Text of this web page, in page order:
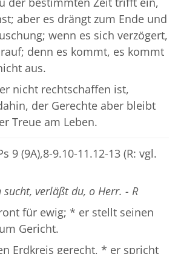
aber es drängt zum Ende und
wenn es sich verzögert,
denn es kommt, es kommt
aus.
nicht rechtschaffen ist,
der Gerechte aber bleibt
Treue am Leben.
9 (9A),8-9.10-11.12-13 (R: vgl.
sucht, verläßt du, o Herr. - R
für ewig; * er stellt seinen
Gericht.
Erdkreis gerecht, * er spricht